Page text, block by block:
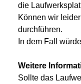
die
Können wir
durchführen.
In dem Fall
Weitere
Sollte das